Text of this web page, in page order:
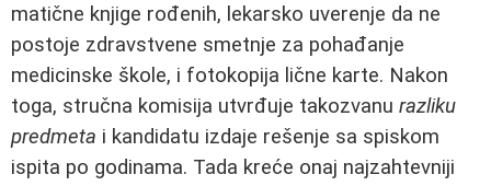
matične knjige rođenih, lekarsko uverenje da ne
postoje zdravstvene smetnje za pohađanje
medicinske škole, i fotokopija lične karte. Nakon
toga, stručna komisija utvrđuje takozvanu razliku
predmeta i kandidatu izdaje rešenje sa spiskom
ispita po godinama. Tada kreće onaj najzahtevniji